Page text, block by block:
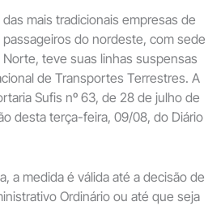
mais tradicionais empresas de
do nordeste, com sede
Norte, teve suas linhas suspensas
de Transportes Terrestres. A
Sufis nº 63, de 28 de julho de
desta terça-feira, 09/08, do Diário
a medida é válida até a decisão de
Ordinário ou até que seja